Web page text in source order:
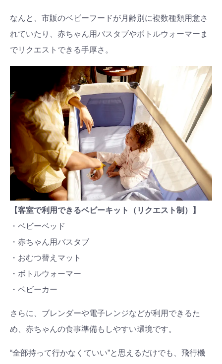
なんと、市販のベビーフードが月齢別に複数種類用意さ
れていたり、赤ちゃん用バスタブやボトルウォーマーま
でリクエストできる手厚さ。
【客室で利用できるベビーキット（リクエスト制）】
・ベビーベッド
・赤ちゃん用バスタブ
・おむつ替えマット
・ボトルウォーマー
・ベビーカー
さらに、ブレンダーや電子レンジなどが利用できるた
め、赤ちゃんの食事準備もしやすい環境です。
“全部持って行かなくていい”と思えるだけでも、飛行機